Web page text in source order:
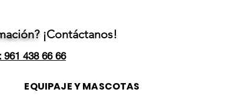
¡Contáctanos!
961 438 66 66
EQUIPAJE Y MASCOTAS